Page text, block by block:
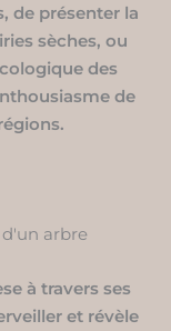
de présenter la
sèches, ou
des
de
à travers ses
et révèle